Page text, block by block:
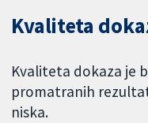
Kvaliteta
Kvaliteta dokaza je
promatranih
niska.